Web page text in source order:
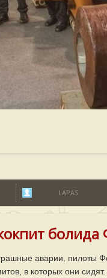
LAPAS
аварии, пилоты
в которых они